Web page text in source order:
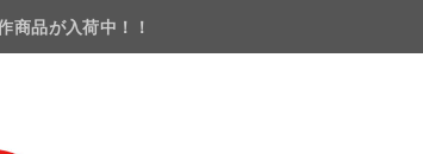
品が入荷中！！